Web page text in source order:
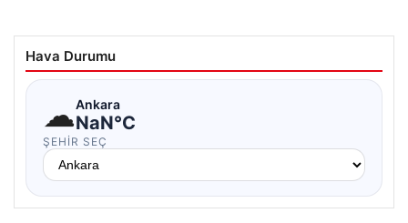
Hava Durumu
☁Ankara
NaN°C
ŞEHIR SEÇ